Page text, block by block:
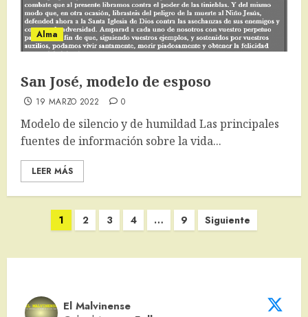
Alma
San José, modelo de esposo
19 MARZO 2022 0
Modelo de silencio y de humildad Las principales
fuentes de información sobre la vida...
LEER MÁS
Paginación
entradas
1 2 3 4 … 9 Siguiente
El Malvinense